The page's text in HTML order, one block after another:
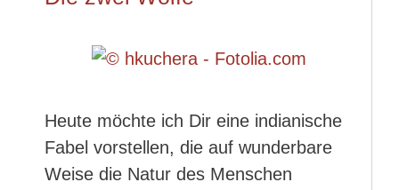
Heute möchte ich Dir eine indianische
Fabel vorstellen, die auf wunderbare
Weise die Natur des Menschen